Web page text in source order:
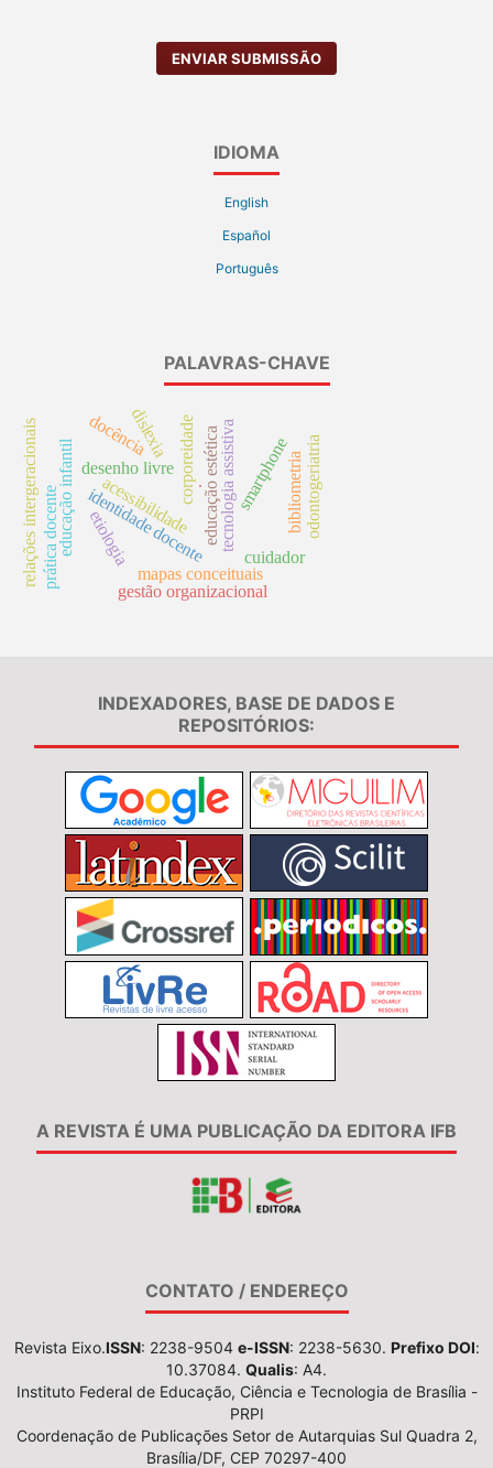
ENVIAR SUBMISSÃO
IDIOMA
English
Español
Português
PALAVRAS-CHAVE
desenho livre
educação infantil educação estética
acessibilidade tecnologia assistiva
dislexia
smartphone
.
mapas conceituais
identidade docente
gestão organizacional
docência
prática docente
corporeidade bibliometria
etiologia cuidador
relações intergeracionais odontogeriatria
INDEXADORES, BASE DE DADOS E
REPOSITÓRIOS:
A REVISTA É UMA PUBLICAÇÃO DA EDITORA IFB
CONTATO / ENDEREÇO
Revista Eixo.ISSN: 2238-9504 e-ISSN: 2238-5630. Prefixo DOI:
10.37084. Qualis: A4.
Instituto Federal de Educação, Ciência e Tecnologia de Brasília -
PRPI
Coordenação de Publicações Setor de Autarquias Sul Quadra 2,
Brasília/DF, CEP 70297-400